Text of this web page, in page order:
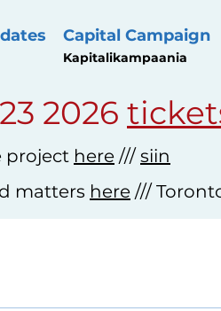
Capital Campaign
Kapitalikampaania
2026
project here /// siin
matters here ///